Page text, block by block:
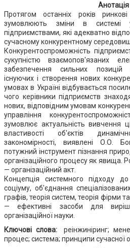
Анотація
Протягом останніх років
зумовлюють зміни в системі
підприємствами, які адекватно
сучасному конкурентному
Конкурентоспроможність
сукупністю взаємопов'язаних
забезпечення сильних позицій
існуючих і створення нових
умовах в Україні відбувається
чого керівники підприємств
нових, відповідним умовам
управління
зумовлює актуальність вивчення
властивості об'єктів
закономірності, виявлені О.О.
потужний інструмент пізнання
організаційного процесу як явища.
— організаційний акт.
Концепція системного підходу
соціуму, об'єднання
графів, теорія систем, теорія фірми
— ефективні засоби для
організаційної науки.
Ключові слова:
реінжиніринг;
процес; система; принципи сучасної